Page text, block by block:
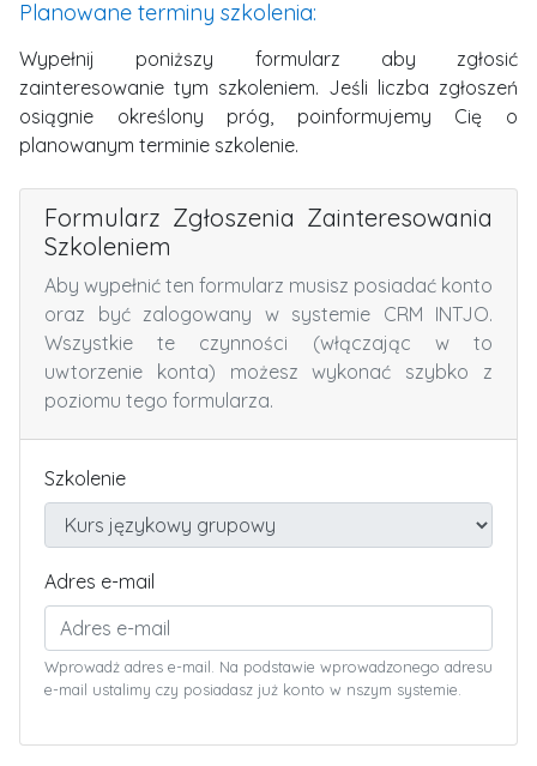
Planowane terminy szkolenia:
Wypełnij poniższy formularz aby zgłosić
zainteresowanie tym szkoleniem. Jeśli liczba zgłoszeń
osiągnie określony próg, poinformujemy Cię o
planowanym terminie szkolenie.
Formularz Zgłoszenia Zainteresowania
Szkoleniem
Aby wypełnić ten formularz musisz posiadać konto
oraz być zalogowany w systemie CRM INTJO.
Wszystkie te czynności (włączając w to
uwtorzenie konta) możesz wykonać szybko z
poziomu tego formularza.
Szkolenie
Adres e-mail
Wprowadż adres e-mail. Na podstawie wprowadzonego adresu
e-mail ustalimy czy posiadasz już konto w nszym systemie.